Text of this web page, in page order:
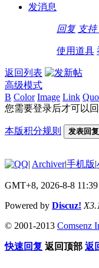
发消息
回复 支持
使用道具
返回列表
高级模式
B Color Image Link
您需要登录后才可以
本版积分规则 发表回复
| Archiver|手机版|
GMT+8, 2026-8-8 11:39
Powered by Discuz!
© 2001-2013 Comsenz
快速回复 返回顶部 返